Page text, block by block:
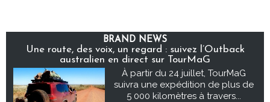
BRAND NEWS
Une route, des voix, un regard : suivez l’Outback
australien en direct sur TourMaG
À partir du 24 juillet, TourMaG
suivra une expédition de plus de
5 000 kilomètres à travers...